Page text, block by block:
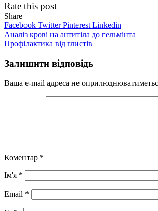
Rate this post
Share
Facebook TwitterPinterest Linkedin
Навігація
записів
Аналіз крові на антитіла до гельмінта
Профілактика від глистів
Залишити відповідь
Ваша e-mail адреса не
Коментар *
Ім'я *
Email *